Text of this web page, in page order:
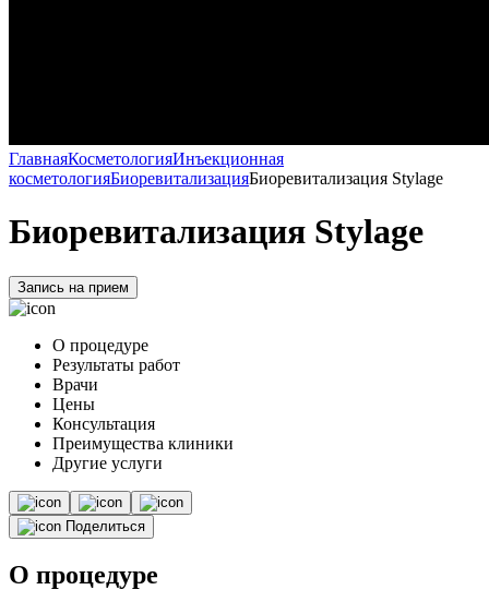
ГлавнаяКосметологияИнъекционная
косметологияБиоревитализацияБиоревитализация Stylage
Биоревитализация Stylage
Запись на прием
О процедуре
Результаты работ
Врачи
Цены
Консультация
Преимущества клиники
Другие услуги
Поделиться
О процедуре